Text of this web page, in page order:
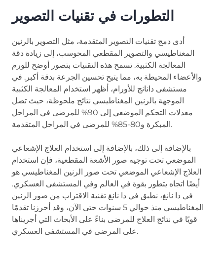
التطورات في تقنيات التصوير
أدى دمج تقنيات التصوير المتقدمة، مثل التصوير بالرنين
المغناطيسي والتصوير المقطعي المحوسب، إلى زيادة دقة
المعالجة الكثبية. تسمح هذه التقنيات بتصور أوضح للورم
والأعضاء المحيطة به، مما يتيح تحسين الجرعة بدقة أكبر. في
مستشفى دانانج للأورام، أظهر استخدام المعالجة الكثبية
الموجهة بالرنين المغناطيسي نتائج ملحوظة، حيث تصل
معدلات التحكم الموضعي إلى 90% للمرضى في المراحل
المبكرة و80-85% للمرضى في المراحل المتقدمة.
بالإضافة إلى ذلك، بالإضافة إلى استخدام العلاج الإشعاعي
الموضعي تحت توجيه صور الأشعة المقطعية، فإن استخدام
العلاج الإشعاعي الموضعي تحت صور الرنين المغناطيسي هو
أيضًا اتجاه يتطور بقوة في العالم وفي المستشفى العسكري.
في دا نانغ، نطبق في دا نانغ تقنية الاقتراب من صور الرنين
المغناطيسي منذ حوالي 5 سنوات حتى الآن، وقد أحرزنا تقدمًا
قويًا في نتائج العلاج للمرضى بناءً على الأبحاث التي أجريناها
على المرضى في المستشفى العسكري.